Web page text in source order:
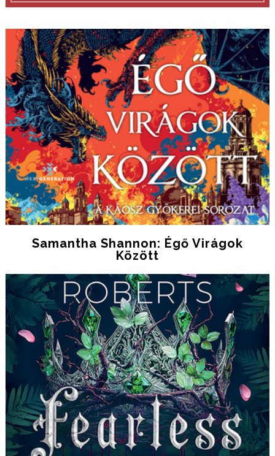
Samantha Shannon: Égő Virágok
Között